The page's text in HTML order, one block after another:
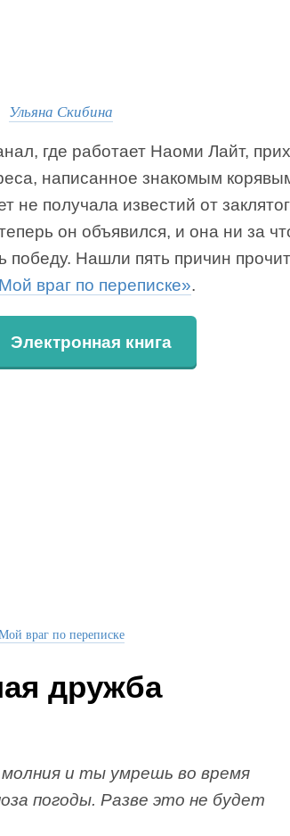
Ульяна Скибина
где работает Наоми Лайт,
написанное знакомым
не получала известий от
он объявился, и она ни за
победу. Нашли пять причин
враг по переписке».
Электронная книга
враг по переписке
дружба
и ты умрешь во время
погоды. Разве это не будет